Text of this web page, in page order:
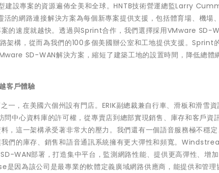
建設專案的資源遍佈全美和全球。HNTB技術營運總監Larry
的網路連接解決方案為每個新專案提供支援，包括體育場、機場、
的速度就越快。透過與Sprint合作，我們選擇採用VMware SD-
構，從而為我們的100多個美國辦公室和工地提供支援。Sprint
SD-WAN解決方案，縮短了建築工地的設置時間，降低總體
客戶體驗
一，在美國六個州設有門店。ERIK副總裁兼自行車、滑板和滑雪資
中心資料庫的許可權，從專賣店到總部實現銷售、庫存和客戶資
，這一架構承受著非常大的壓力。我們還有一個語音服務極不穩定
們的庫存、銷售和語音通訊系統擁有更大彈性和頻寬。Windstrea
WAN部署，打造集中平台，監測網路性能、提供更高彈性、增加
因為該公司是最專業的軟體定義廣域網路供應商，能提供和管理